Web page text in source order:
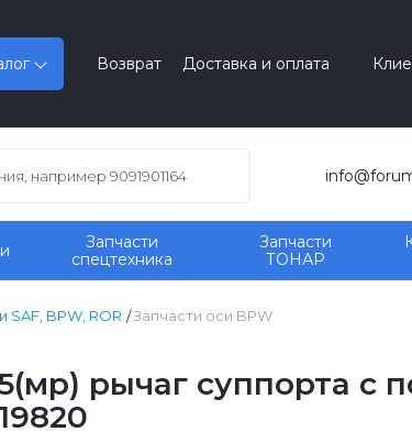
Возврат Доставка и оплата
Запчасти
спецтехника
Запчасти
ТОНАР
SAF, BPW, ROR Запчасти оси BPW
рычаг суппорта